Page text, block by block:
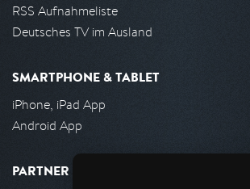
RSS Aufnahmeliste
Deutsches TV im Ausland
SMARTPHONE & TABLET
iPhone, iPad App
Android App
PARTNER